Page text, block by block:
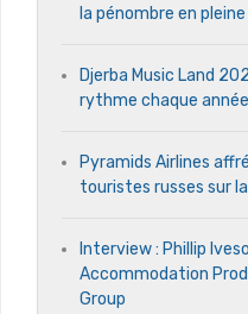
la pénombre en
Djerba Music Land
rythme chaque
Pyramids Airlines
touristes russes sur
Interview : Phillip
Accommodation
Group